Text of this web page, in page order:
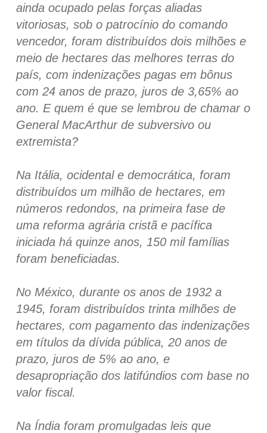
ainda ocupado pelas forças aliadas
vitoriosas, sob o patrocínio do comando
vencedor, foram distribuídos dois milhões e
meio de hectares das melhores terras do
país, com indenizações pagas em bônus
com 24 anos de prazo, juros de 3,65% ao
ano. E quem é que se lembrou de chamar o
General MacArthur de subversivo ou
extremista?
Na Itália, ocidental e democrática, foram
distribuídos um milhão de hectares, em
números redondos, na primeira fase de
uma reforma agrária cristã e pacífica
iniciada há quinze anos, 150 mil famílias
foram beneficiadas.
No México, durante os anos de 1932 a
1945, foram distribuídos trinta milhões de
hectares, com pagamento das indenizações
em títulos da dívida pública, 20 anos de
prazo, juros de 5% ao ano, e
desapropriação dos latifúndios com base no
valor fiscal.
Na Índia foram promulgadas leis que